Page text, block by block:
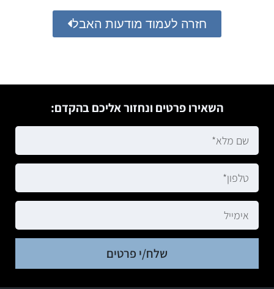
חזרה לעמוד מודעות האבל
השאירו פרטים ונחזור אליכם בהקדם:
שלח/י פרטים